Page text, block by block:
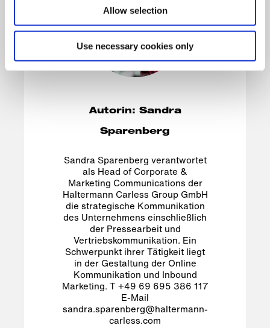
Allow selection
Use necessary cookies only
Autorin: Sandra
Sparenberg
Sandra Sparenberg verantwortet
als Head of Corporate &
Marketing Communications der
Haltermann Carless Group GmbH
die strategische Kommunikation
des Unternehmens einschließlich
der Pressearbeit und
Vertriebskommunikation. Ein
Schwerpunkt ihrer Tätigkeit liegt
in der Gestaltung der Online
Kommunikation und Inbound
Marketing. T +49 69 695 386 117
E-Mail
sandra.sparenberg@haltermann-
carless.com